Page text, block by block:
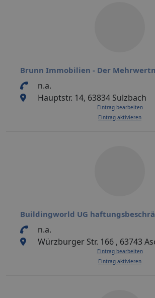
Brunn Immobilien - Der
n.a.
Hauptstr. 14, 63834 Sulzbach
Eintrag bearbeiten
Eintrag aktivieren
Buildingworld UG
n.a.
Würzburger Str. 166 , 63743
Eintrag bearbeiten
Eintrag aktivieren